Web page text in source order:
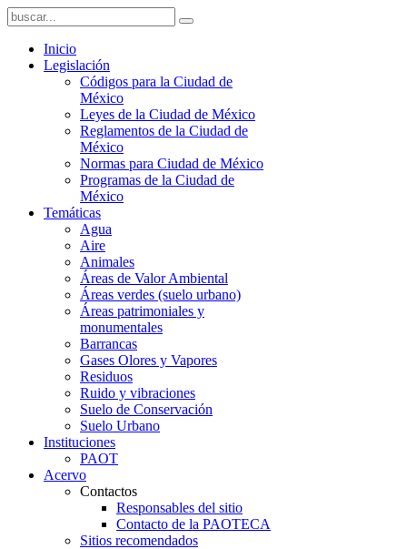
Inicio
Legislación
Códigos para la Ciudad de
México
Leyes de la Ciudad de México
Reglamentos de la Ciudad de
México
Normas para Ciudad de México
Programas de la Ciudad de
México
Temáticas
Agua
Aire
Animales
Áreas de Valor Ambiental
Áreas verdes (suelo urbano)
Áreas patrimoniales y
monumentales
Barrancas
Gases Olores y Vapores
Residuos
Ruido y vibraciones
Suelo de Conservación
Suelo Urbano
Instituciones
PAOT
Acervo
Contactos
Responsables del sitio
Contacto de la PAOTECA
Sitios recomendados